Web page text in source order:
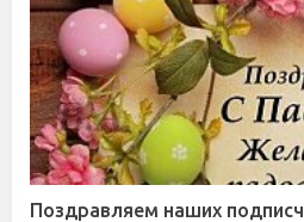
Поздравляем наших